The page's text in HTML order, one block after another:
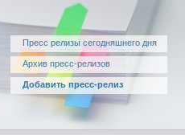
Пресс релизы сегодняшнего дня
Архив пресс-релизов
Добавить пресс-релиз